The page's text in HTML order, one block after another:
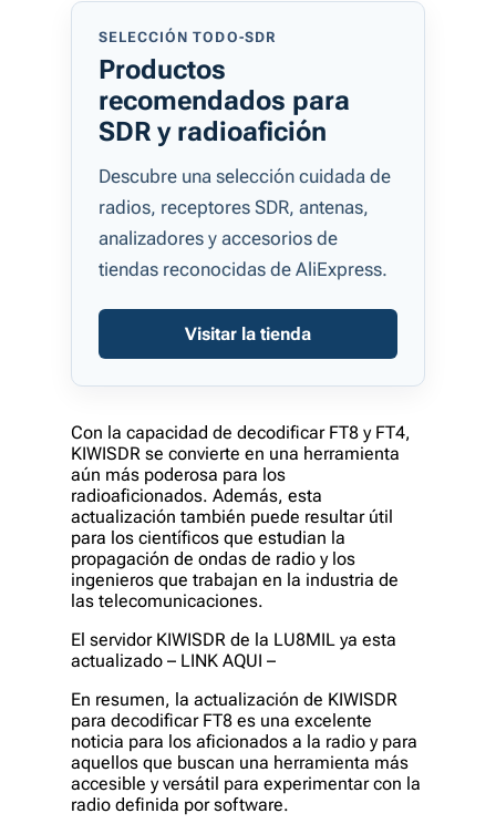
SELECCIÓN TODO-SDR
Productos
recomendados para
SDR y radioafición
Descubre una selección cuidada de
radios, receptores SDR, antenas,
analizadores y accesorios de
tiendas reconocidas de AliExpress.
Visitar la tienda
Con la capacidad de decodificar FT8 y FT4,
KIWISDR se convierte en una herramienta
aún más poderosa para los
radioaficionados. Además, esta
actualización también puede resultar útil
para los científicos que estudian la
propagación de ondas de radio y los
ingenieros que trabajan en la industria de
las telecomunicaciones.
El servidor KIWISDR de la LU8MIL ya esta
actualizado – LINK AQUI –
En resumen, la actualización de KIWISDR
para decodificar FT8 es una excelente
noticia para los aficionados a la radio y para
aquellos que buscan una herramienta más
accesible y versátil para experimentar con la
radio definida por software.